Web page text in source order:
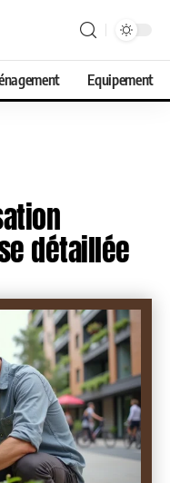
Equipement
détaillée